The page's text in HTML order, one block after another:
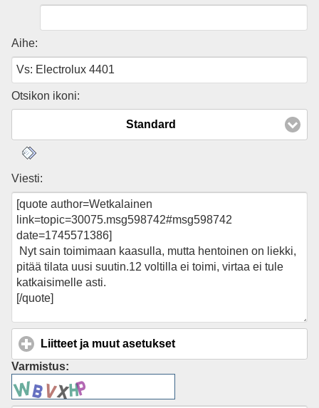
Aihe:
Otsikon ikoni:
Standard
Viesti:
Liitteet ja muut asetukset
Varmistus: